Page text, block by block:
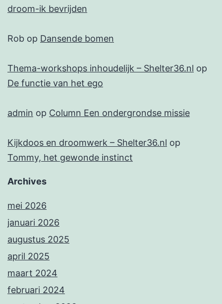
droom-ik bevrijden
Rob op Dansende bomen
Thema-workshops inhoudelijk – Shelter36.nl op
De functie van het ego
admin op Column Een ondergrondse missie
Kijkdoos en droomwerk – Shelter36.nl op
Tommy, het gewonde instinct
Archives
mei 2026
januari 2026
augustus 2025
april 2025
maart 2024
februari 2024